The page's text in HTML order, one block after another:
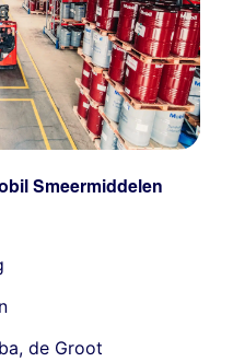
Smeermiddelen
,de Groot